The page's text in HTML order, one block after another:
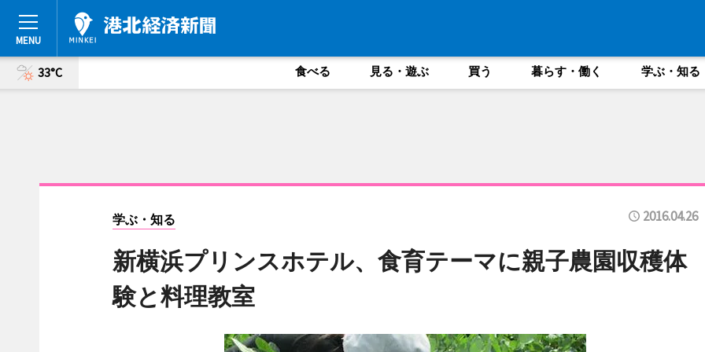
33°C 食べる 見る・遊ぶ 買う 暮らす・働く 学ぶ・知る
学ぶ・知る 2016.04.26
新横浜プリンスホテル、食育テーマに親子農園収穫体
験と料理教室